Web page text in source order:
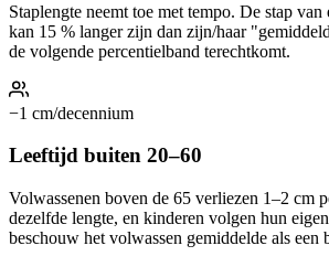
Staplengte neemt toe met tempo. De stap
kan 15 % langer zijn dan zijn/haar
de volgende percentielband terechtkomt.
−1 cm/decennium
Leeftijd buiten 20–60
Volwassenen boven de 65 verliezen 1–2 cm
dezelfde lengte, en kinderen volgen hun
beschouw het volwassen gemiddelde als een